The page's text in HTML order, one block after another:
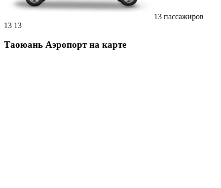
13 пассажиров
13 13
Таоюань Аэропорт на карте